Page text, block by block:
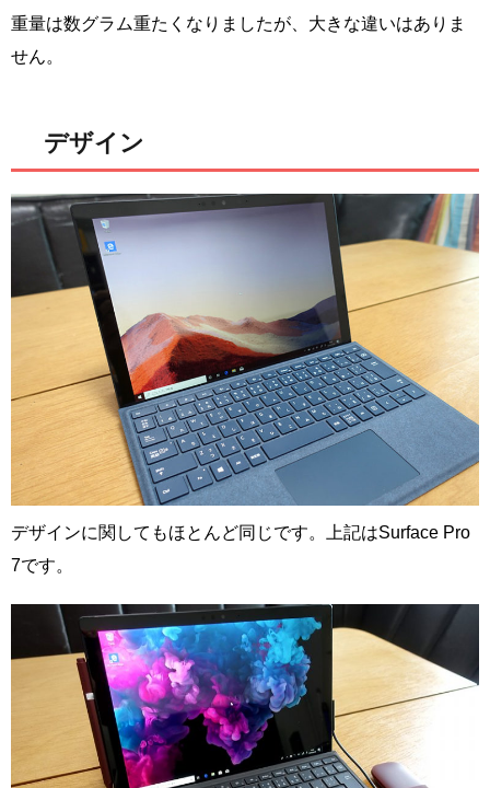
重量は数グラム重たくなりましたが、大きな違いはありま
せん。
デザイン
デザインに関してもほとんど同じです。上記はSurface Pro
7です。